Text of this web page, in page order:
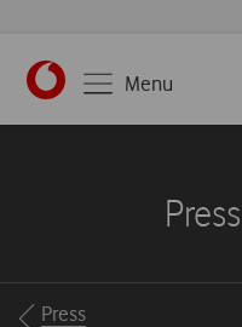
https://
Menu
Breadcrumbs
Press